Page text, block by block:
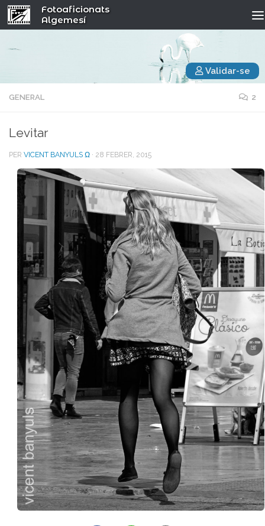
Fotoaficionats
Algemesí
Validar-se
GENERAL 2
Levitar
PER VICENT BANYULS Ω · 28 FEBRER, 2015